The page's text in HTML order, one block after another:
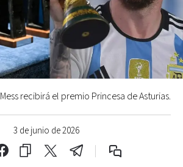
3 de junio de 2026
Mess recibirá el premio Princesa de Asturias.